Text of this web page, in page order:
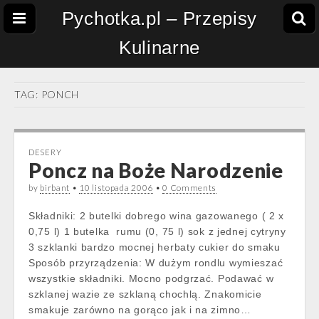
Pychotka.pl – Przepisy
Kulinarne
TAG: PONCH
DESERY
Poncz na Boże Narodzenie
by birbant • 10 listopada 2006 •0 Comments
Składniki: 2 butelki dobrego wina gazowanego ( 2 x
0,75 l) 1 butelka rumu (0, 75 l) sok z jednej cytryny
3 szklanki bardzo mocnej herbaty cukier do smaku
Sposób przyrządzenia: W dużym rondlu wymieszać
wszystkie składniki. Mocno podgrzać. Podawać w
szklanej wazie ze szklaną chochlą. Znakomicie
smakuje zarówno na gorąco jak i na zimno…